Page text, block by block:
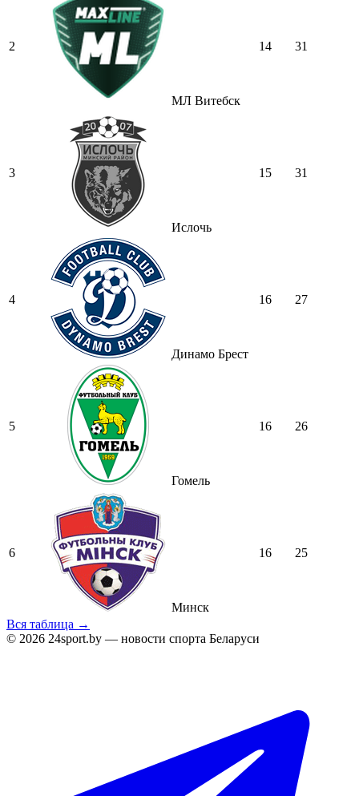
2
МЛ Витебск
14 31
3
Ислочь
15 31
4
Динамо Брест
16 27
5
Гомель
16 26
6
Минск
16 25
Вся таблица →
© 2026 24sport.by — новости спорта Беларуси